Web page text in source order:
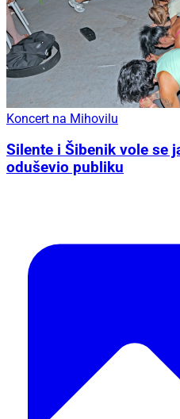
Koncert na Mihovilu
Silente i Šibenik vole se
oduševio publiku